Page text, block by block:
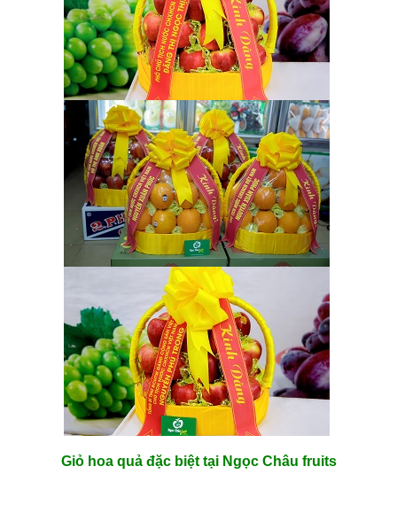
Giỏ hoa quả đặc biệt tại Ngọc Châu fruits